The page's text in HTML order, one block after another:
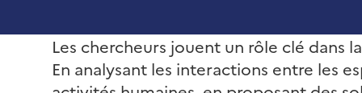
Les chercheurs jouent un rôle clé dans
En analysant les interactions entre les